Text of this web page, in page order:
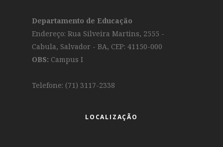
Departamento de Educação
Endereço: Rua Silveira Martins, 2555 -
Cabula, Salvador - BA, CEP: 41150-000
OBS: Campus I
Telefone: (71) 3117-2338
LOCALIZAÇÃO